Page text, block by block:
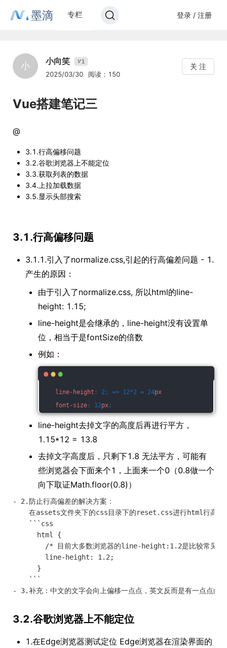
墨滴 专栏 登录 / 注册
小 小向笑 V1
2025/03/30 阅读：150
关 注
Vue搭建笔记三
@
3.1.行高偏移问题
3.2.谷歌浏览器上不能定位
3.3.获取列表的数据
3.4.上拉加载数据
3.5.显示头部搜索
3.1.行高偏移问题
3.1.1.引入了normalize.css,引起的行高偏差问题 - 1.
产生的原因：
由于引入了normalize.css, 所以html的line-
height: 1.15;
line-height是会继承的，line-height没有设置单
位，相当于是fontSize的倍数
例如：
line-height : 2; => 12*2 = 24px
font-size : 12px;
line-height去掉文字的高度后再进行平方，
1.15*12 = 13.8
去掉文字高度后，只剩下1.8 无法平方，可能有
些浏览器会下面来个1，上面来一个0（0.8做一个
向下取证Math.floor(0.8)）
- 2.防止行高偏差的解决方案：
在assets文件夹下的css目录下的reset.css进行html行高的
    ```css
      html {
/* 目前大多数浏览器的line-height:1.2是比较常见的
        line-height: 1.2;
      }
    ```
3.2.谷歌浏览器上不能定位
1.在Edge浏览器测试定位 Edge浏览器在渲染界面的